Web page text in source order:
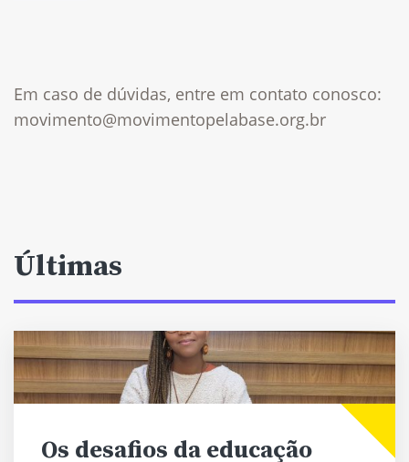
Em caso de dúvidas, entre em contato conosco:
movimento@movimentopelabase.org.br
Últimas
Os desafios da educação